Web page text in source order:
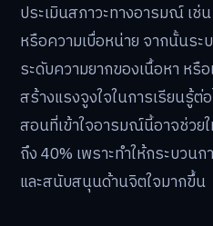
ประเมินสภาวะทางอารมณ์ เ
หรือความเบื่อหน่าย จากนั้นร
ระดับความยากของเนื้อหา หรื
สร้างแรงจูงใจในการเรียนรู้
สอนที่เข้าใจอารมณ์นี้อาจช่วย
ถึง 40% เพราะทำให้กระบวน
และสนับสนุนด้านจิตใจมากขึ้น